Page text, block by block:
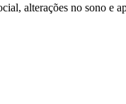
alterações no sono e